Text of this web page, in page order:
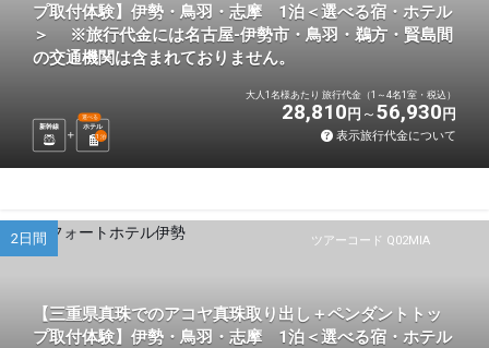
プ取付体験】伊勢・鳥羽・志摩 1泊＜選べる宿・ホテル
＞ ※旅行代金には名古屋-伊勢市・鳥羽・鵜方・賢島間
の交通機関は含まれておりません。
新幹線 ホテル
選べる
1 泊
大人1名様あたり 旅行代金（1～4名1室・税込）
28,810 円 56,930 円
表示旅行代金について
ツアーコード Q02MIA
2日間
【三重県真珠でのアコヤ真珠取り出し＋ペンダントトッ
プ取付体験】伊勢・鳥羽・志摩 1泊＜選べる宿・ホテル